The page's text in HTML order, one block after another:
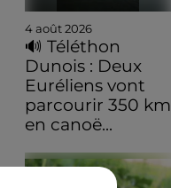
4 août 2026
🔊 Téléthon
Dunois : Deux
Euréliens vont
parcourir 350 km
en canoë...